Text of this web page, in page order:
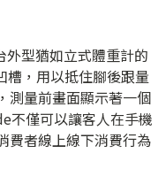
型猶如立式體重計的
槽，用以抵住腳後跟量
測量前畫面顯示著一個
不僅可以讓客人在手機
費者線上線下消費行為